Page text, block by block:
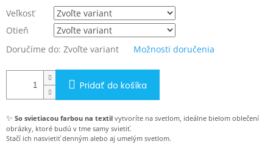
Veľkosť
Otieň
Doručíme do: Zvoľte variant Možnosti doručenia
Pridať do košíka
✨ So svietiacou farbou na textil vytvoríte na svetlom, ideálne bielom oblečení
obrázky, ktoré budú v tme samy svietiť.
Stačí ich nasvietiť denným alebo aj umelým svetlom.